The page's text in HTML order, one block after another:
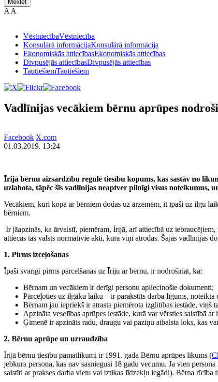
Meklēt
A A
VēstniecībaVēstniecība
Konsulārā informācijaKonsulārā informācija
Ekonomiskās attiecībasEkonomiskās attiecības
Divpusējās attiecībasDivpusējās attiecības
TautiešiemTautiešiem
Vadlīnijas vecākiem bērnu aprūpes
Facebook X.com
01.03.2019. 13:24
Īrijā bērnu aizsardzību regulē tiesību kopums, kas sastāv no
uzlabota, tāpēc šīs vadlīnijas neaptver pilnīgi visus noteikumus,
Vecākiem, kuri kopā ar bērniem dodas uz ārzemēm, it īpaši uz ilgu
bērniem.
Ir jāapzinās, ka ārvalstī, piemēram, Īrijā, arī attiecībā uz
attiecas tās valsts normatīvie akti, kurā viņi atrodas. Šajās vadlīnijās
1. Pirms izceļošanas
Īpaši svarīgi pirms pārcelšanās uz Īriju ar bērnu, ir nodrošināt, ka:
Bērnam un vecākiem ir derīgi personu apliecinošie dokumenti;
Pārceļoties uz ilgāku laiku – ir parakstīts darba līgums, noteikta
Bērnam jau iepriekš ir atrasta piemērota izglītības iestāde, viņš
Apzināta veselības aprūpes iestāde, kurā var vērsties saistībā
Ģimenē ir apzināts radu, draugu vai paziņu atbalsta loks, kas
2. Bērnu aprūpe un uzraudzība
Īrijā bērnu tiesību pamatlikumi ir 1991. gada Bērnu aprūpes likums (
jebkura persona, kas nav sasniegusi 18 gadu vecumu. Ja vien
saistīti ar prakses darba vietu vai iztikas līdzekļu iegādi). Bērna rīcība